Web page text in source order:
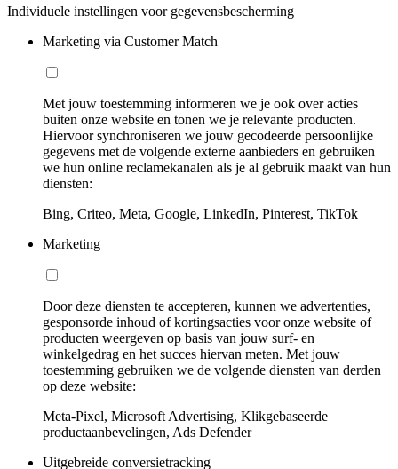
Individuele instellingen voor gegevensbescherming
Marketing via Customer Match
Met jouw toestemming informeren we je ook over acties
buiten onze website en tonen we je relevante producten.
Hiervoor synchroniseren we jouw gecodeerde persoonlijke
gegevens met de volgende externe aanbieders en gebruiken
we hun online reclamekanalen als je al gebruik maakt van hun
diensten:
Bing, Criteo, Meta, Google, LinkedIn, Pinterest, TikTok
Marketing
Door deze diensten te accepteren, kunnen we advertenties,
gesponsorde inhoud of kortingsacties voor onze website of
producten weergeven op basis van jouw surf- en
winkelgedrag en het succes hiervan meten. Met jouw
toestemming gebruiken we de volgende diensten van derden
op deze website:
Meta-Pixel, Microsoft Advertising, Klikgebaseerde
productaanbevelingen, Ads Defender
Uitgebreide conversietracking